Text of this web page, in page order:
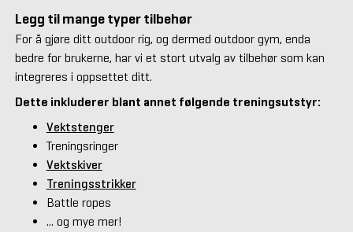
Legg til mange typer tilbehør
For å gjøre ditt outdoor rig, og dermed outdoor gym, enda
bedre for brukerne, har vi et stort utvalg av tilbehør som kan
integreres i oppsettet ditt.
Dette inkluderer blant annet følgende treningsutstyr:
Vektstenger
Treningsringer
Vektskiver
Treningsstrikker
Battle ropes
... og mye mer!